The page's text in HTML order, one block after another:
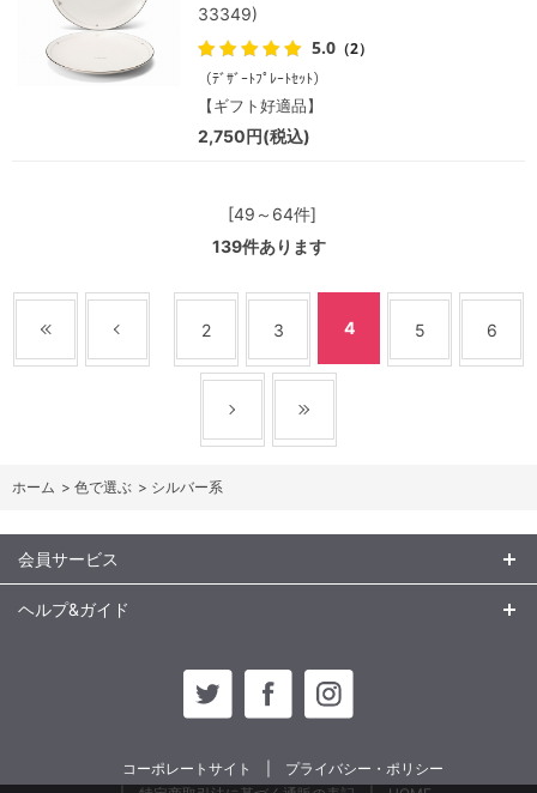
33349)
5.0 （2）
（ﾃﾞｻﾞｰﾄﾌﾟﾚｰﾄｾｯﾄ）
【ギフト好適品】
2,750円(税込)
[49～64件]
139件あります
2 3 4 5 6
ホーム > 色で選ぶ > シルバー系
会員サービス
ヘルプ&ガイド
コーポレートサイト
プライバシー・ポリシー